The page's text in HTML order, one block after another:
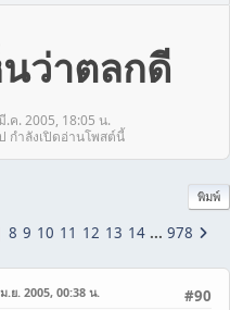
นว่าตลกดี
ค. 2005, 18:05 น.
กำลังเปิดอ่านโพสต์นี้
พิมพ์
8 9 10 11 12 13 14 ... 978
#90
ม.ย. 2005, 00:38 น.